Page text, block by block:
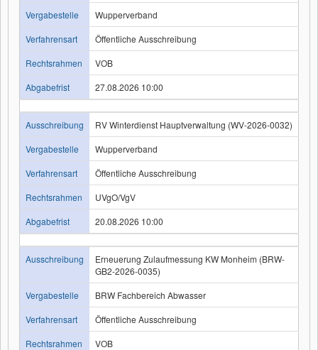
Vergabestelle
Wupperverband
Verfahrensart
Öffentliche Ausschreibung
Rechtsrahmen
VOB
Abgabefrist
27.08.2026 10:00
Ausschreibung
RV Winterdienst Hauptverwaltung (WV-2026-0032)
Vergabestelle
Wupperverband
Verfahrensart
Öffentliche Ausschreibung
Rechtsrahmen
UVgO/VgV
Abgabefrist
20.08.2026 10:00
Ausschreibung
Erneuerung Zulaufmessung KW Monheim (BRW-
GB2-2026-0035)
Vergabestelle
BRW Fachbereich Abwasser
Verfahrensart
Öffentliche Ausschreibung
Rechtsrahmen
VOB